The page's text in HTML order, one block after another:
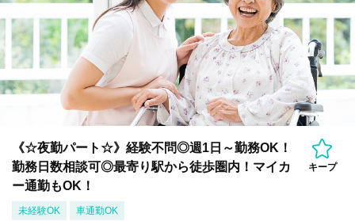
《☆夜勤パート☆》経験不問◎週1日～勤務OK！
勤務日数相談可◎最寄り駅から徒歩圏内！マイカ
ー通勤もOK！
キープ
未経験OK 車通勤OK